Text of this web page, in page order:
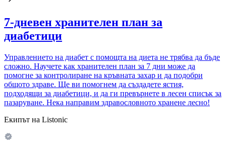
7-дневен хранителен план за
диабетици
Управлението на диабет с помощта на диета не трябва да бъде
сложно. Научете как хранителен план за 7 дни може да
помогне за контролиране на кръвната захар и да подобри
общото здраве. Ще ви помогнем да създадете ястия,
подходящи за диабетици, и да ги превърнете в лесен списък за
пазаруване. Нека направим здравословното хранене лесно!
Екипът на Listonic